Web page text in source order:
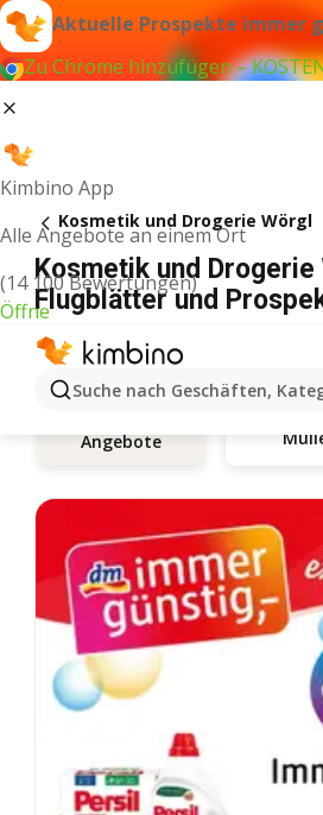
Aktuelle Prospekte immer
Zu Chrome hinzufügen –
Kimbino App
Alle Angebote an einem Ort
(14 100 Bewertungen)
Öffne
Suche nach Geschäften,
Kosmetik und Drogerie Wörgl
Kosmetik und Drogerie
Flugblätter und
Angebote